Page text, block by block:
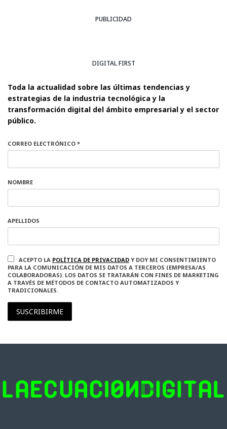
PUBLICIDAD
DIGITAL FIRST
Toda la actualidad sobre las últimas tendencias y
estrategias de la industria tecnológica y la
transformación digital del ámbito empresarial y el sector
público.
CORREO ELECTRÓNICO *
NOMBRE
APELLIDOS
ACEPTO LA POLÍTICA DE PRIVACIDAD Y DOY MI CONSENTIMIENTO
PARA LA COMUNICACIÓN DE MIS DATOS A TERCEROS (EMPRESA/AS
COLABORADORAS). LOS DATOS SE TRATARÁN CON FINES DE MARKETING
A TRAVÉS DE MÉTODOS DE CONTACTO AUTOMATIZADOS Y
TRADICIONALES.
SUSCRIBIRME